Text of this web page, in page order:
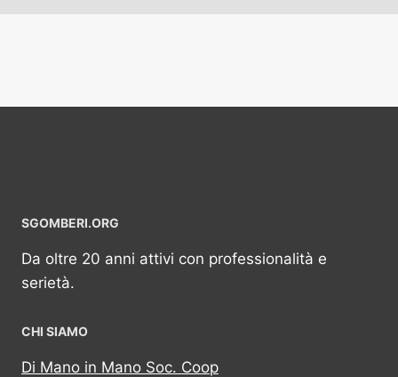
SGOMBERI.ORG
Da oltre 20 anni attivi con professionalità e
serietà.
CHI SIAMO
Di Mano in Mano Soc. Coop